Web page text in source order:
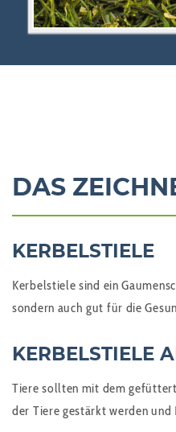
DAS
KERBELSTIELE
Kerbelstiele sind ein
sondern auch gut für die
KERBELSTIELE
Tiere sollten mit dem
der Tiere gestärkt werden